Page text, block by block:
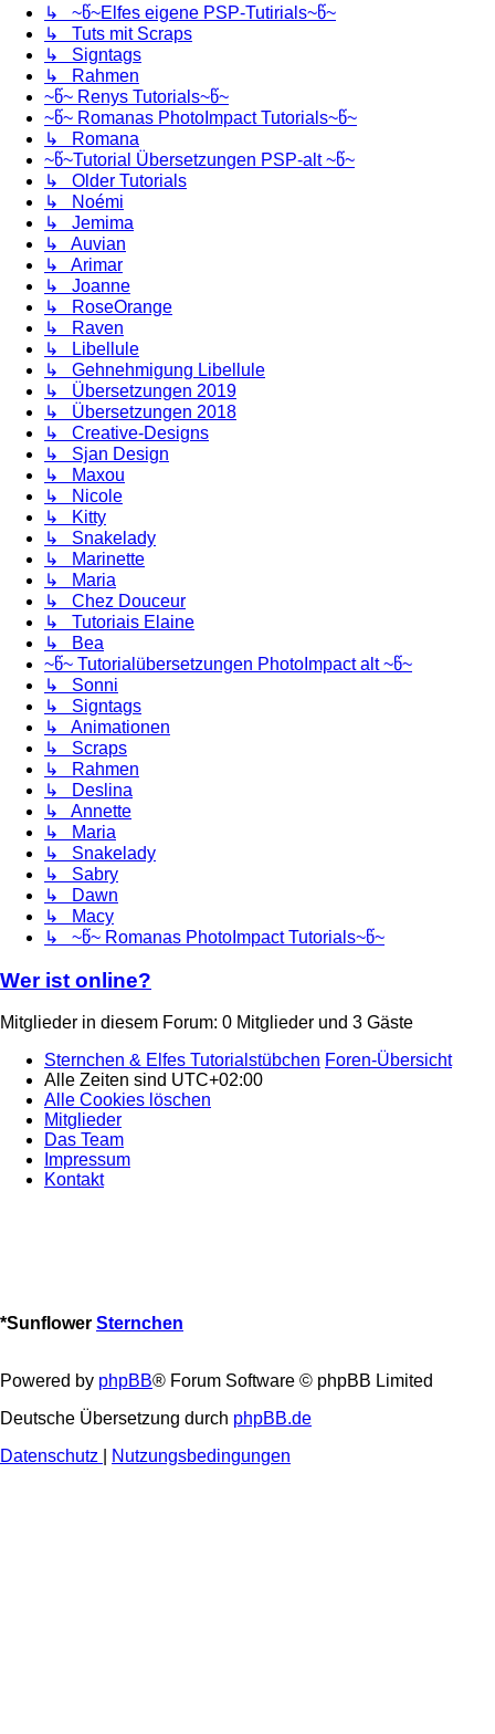
↳ ~წ~Elfes eigene PSP-Tutirials~წ~
↳ Tuts mit Scraps
↳ Signtags
↳ Rahmen
~წ~ Renys Tutorials~წ~
~წ~ Romanas PhotoImpact Tutorials~წ~
↳ Romana
~წ~Tutorial Übersetzungen PSP-alt ~წ~
↳ Older Tutorials
↳ Noémi
↳ Jemima
↳ Auvian
↳ Arimar
↳ Joanne
↳ RoseOrange
↳ Raven
↳ Libellule
↳ Gehnehmigung Libellule
↳ Übersetzungen 2019
↳ Übersetzungen 2018
↳ Creative-Designs
↳ Sjan Design
↳ Maxou
↳ Nicole
↳ Kitty
↳ Snakelady
↳ Marinette
↳ Maria
↳ Chez Douceur
↳ Tutoriais Elaine
↳ Bea
~წ~ Tutorialübersetzungen PhotoImpact alt ~წ~
↳ Sonni
↳ Signtags
↳ Animationen
↳ Scraps
↳ Rahmen
↳ Deslina
↳ Annette
↳ Maria
↳ Snakelady
↳ Sabry
↳ Dawn
↳ Macy
↳ ~წ~ Romanas PhotoImpact Tutorials~წ~
Wer ist online?
Mitglieder in diesem Forum: 0 Mitglieder und 3 Gäste
Sternchen & Elfes Tutorialstübchen Foren-Übersicht
Alle Zeiten sind UTC+02:00
Alle Cookies löschen
Mitglieder
Das Team
Impressum
Kontakt
*Sunflower Sternchen
Powered by phpBB® Forum Software © phpBB Limited
Deutsche Übersetzung durch phpBB.de
Datenschutz
Nutzungsbedingungen